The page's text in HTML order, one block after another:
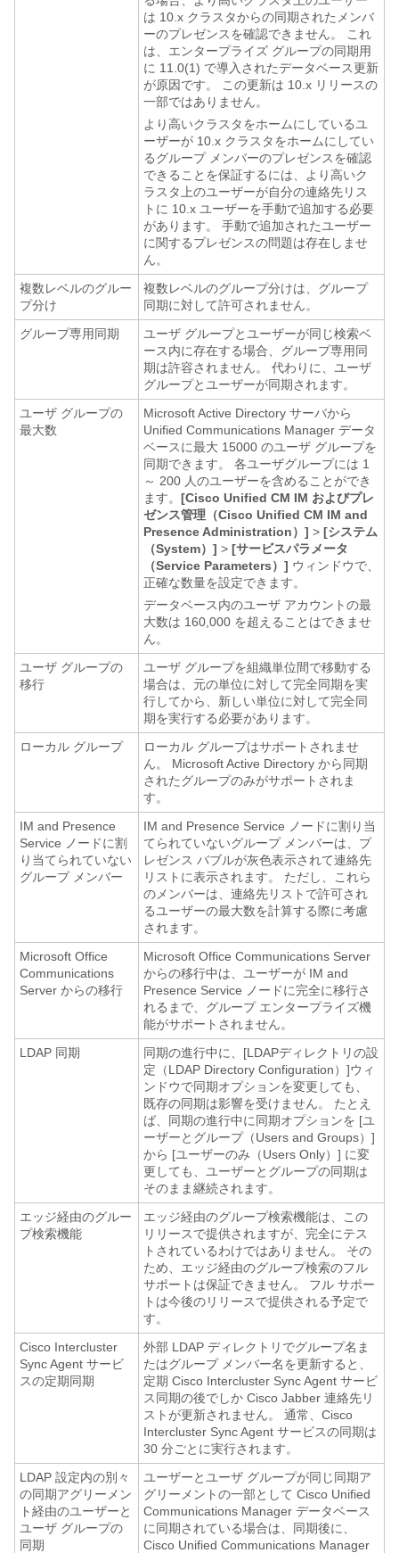
は 10.x クラスタからの同期されたメンバ
ーのプレゼンスを確認できません。 これ
は、エンタープライズ グループの同期用
に 11.0(1) で導入されたデータベース更新
が原因です。 この更新は 10.x リリースの
一部ではありません。
より高いクラスタをホームにしているユ
ーザーが 10.x クラスタをホームにしてい
るグループ メンバーのプレゼンスを確認
できることを保証するには、より高いク
ラスタ上のユーザーが自分の連絡先リス
トに 10.x ユーザーを手動で追加する必要
があります。 手動で追加されたユーザー
に関するプレゼンスの問題は存在しませ
ん。
複数レベルのグルー
プ分け
複数レベルのグループ分けは、グループ
同期に対して許可されません。
グループ専用同期
ユーザ グループとユーザーが同じ検索ベ
ース内に存在する場合、グループ専用同
期は許容されません。 代わりに、ユーザ
グループとユーザーが同期されます。
ユーザ グループの
最大数
Microsoft Active Directory サーバから
Unified Communications Manager データ
ベースに最大 15000 のユーザ グループを
同期できます。
各ユーザグループには 1
～ 200 人のユーザーを含めることができ
ます。 [Cisco Unified CM IM およびプレ
ゼンス管理（Cisco Unified CM IM and
Presence Administration）] > [システム
（System）] > [サービスパラメータ
（Service Parameters）] ウィンドウで、
正確な数量を設定できます。
データベース内のユーザ アカウントの最
大数は 160,000 を超えることはできませ
ん。
ユーザ グループの
移行
ユーザ グループを組織単位間で移動する
場合は、元の単位に対して完全同期を実
行してから、新しい単位に対して完全同
期を実行する必要があります。
ローカル グループ
ローカル グループはサポートされませ
ん。 Microsoft Active Directory から同期
されたグループのみがサポートされま
す。
IM and Presence
Service ノードに割
り当てられていない
グループ メンバー
IM and Presence Service ノードに割り当
てられていないグループ メンバーは、プ
レゼンス バブルが灰色表示されて連絡先
リストに表示されます。 ただし、これら
のメンバーは、連絡先リストで許可され
るユーザーの最大数を計算する際に考慮
されます。
Microsoft Office
Communications
Server からの移行
Microsoft Office Communications Server
からの移行中は、ユーザーが IM and
Presence Service ノードに完全に移行さ
れるまで、グループ エンタープライズ機
能がサポートされません。
LDAP 同期
同期の進行中に、[LDAPディレクトリの設
定（LDAP Directory Configuration）]ウィ
ンドウで同期オプションを変更しても、
既存の同期は影響を受けません。 たとえ
ば、同期の進行中に同期オプションを [ユ
ーザーとグループ（Users and Groups）]
から [ユーザーのみ（Users Only）] に変
更しても、ユーザーとグループの同期は
そのまま継続されます。
エッジ経由のグルー
プ検索機能
エッジ経由のグループ検索機能は、この
リリースで提供されますが、完全にテス
トされているわけではありません。 その
ため、エッジ経由のグループ検索のフル
サポートは保証できません。 フル サポー
トは今後のリリースで提供される予定で
す。
Cisco Intercluster
Sync Agent サービ
スの定期同期
外部 LDAP ディレクトリでグループ名ま
たはグループ メンバー名を更新すると、
定期 Cisco Intercluster Sync Agent サービ
ス同期の後でしか Cisco Jabber 連絡先リ
ストが更新されません。 通常、Cisco
Intercluster Sync Agent サービスの同期は
30 分ごとに実行されます。
LDAP 設定内の別々
の同期アグリーメン
ト経由のユーザーと
ユーザ グループの
同期
ユーザーとユーザ グループが同じ同期ア
グリーメントの一部として Cisco Unified
Communications Manager データベース
に同期されている場合は、同期後に、
Cisco Unified Communications Manager